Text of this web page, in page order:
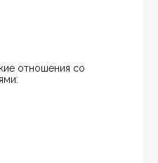
отношения со